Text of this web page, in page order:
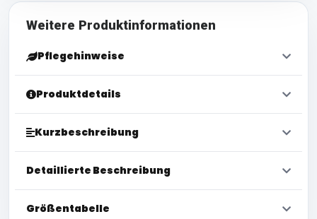
Weitere Produktinformationen
Pflegehinweise
Produktdetails
Kurzbeschreibung
Detaillierte Beschreibung
Größentabelle